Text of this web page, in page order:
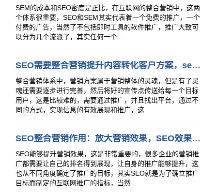
SEM的成本和SEO密度是正比，在互联网的整合营销中，这两
个体系很重要，SEO和SEM其实代表着一个免费的推广，一个
付费的广告，当然了不包括即时工具的软件推广，推广大致可
以分为几个流派了，其实任何一个...
SEO需要整合营销提升内容转化客户方案，seo更要把内容变成收益
整合营销体系中，营销方案属于营销整体的灵魂，但是有了灵
魂还需要逐步进行完善，然后将好的宣传点传送给每一个目标
用户，这是比较难的，需要通过推广，并且找出平台，通过不
同的方式，实现信息的有效展现和推广，这...
SEO整合营销作用：放大营销效果，SEO效果提升
SEO能够提升营销效果，这是非常重要的，很多企业的营销推
广都需要让自己的排名得到展现，让自身的推广能够提升，这
也从不同角度确定了推广的目标，其实SEO就是为了确立推广
目标而制定的互联网推广的指标，当然...